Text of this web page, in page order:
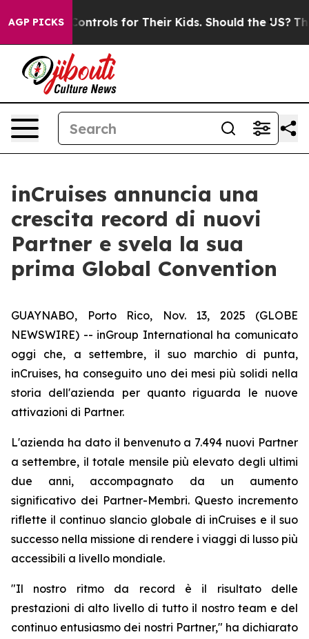
AGP PICKS
Media Controls for Their Kids. Should the US? The
inCruises annuncia una
crescita record di nuovi
Partner e svela la sua
prima Global Convention
GUAYNABO, Porto Rico, Nov. 13, 2025 (GLOBE
NEWSWIRE) -- inGroup International ha comunicato
oggi che, a settembre, il suo marchio di punta,
inCruises, ha conseguito uno dei mesi più solidi nella
storia dell'azienda per quanto riguarda le nuove
attivazioni di Partner.
L'azienda ha dato il benvenuto a 7.494 nuovi Partner
a settembre, il totale mensile più elevato degli ultimi
due anni, accompagnato da un aumento
significativo dei Partner-Membri. Questo incremento
riflette il continuo slancio globale di inCruises e il suo
successo nella missione di rendere i viaggi di lusso più
accessibili a livello mondiale.
"Il nostro ritmo da record è il risultato delle
prestazioni di alto livello di tutto il nostro team e del
continuo entusiasmo dei nostri Partner," ha dichiarato